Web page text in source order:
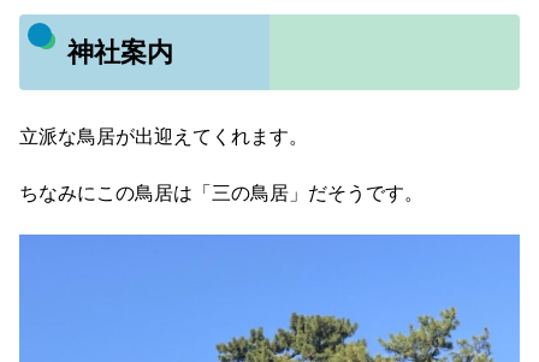
神社案内
立派な鳥居が出迎えてくれます。
ちなみにこの鳥居は「三の鳥居」だそうです。